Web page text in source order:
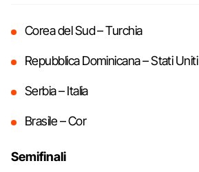
Corea del Sud – Turchia
Repubblica Dominicana – Stati Uniti
Serbia – Italia
Brasile – Cor
Semifinali